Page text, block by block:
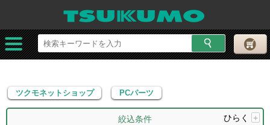
ツクモネットショップ PCパーツ
ツクモネットショップ PCパーツ
絞込条件 ひらく +